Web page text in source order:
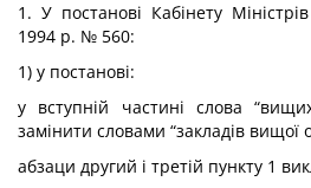
1. У постанові Кабінету
1994 р. № 560:
1) у постанові:
у вступній частині слова
замінити словами “закладів вищої
абзаци другий і третій пункту 1